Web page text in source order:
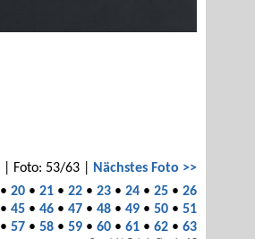
| Foto: 53/63 |
Nächstes Foto >>
• 20 • 21 • 22 • 23 • 24 • 25 • 26
• 45 • 46 • 47 • 48 • 49 • 50 • 51
• 57 • 58 • 59 • 60 • 61 • 62 • 63